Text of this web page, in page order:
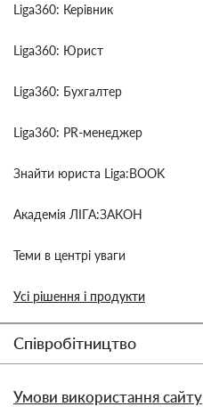
Liga360: Керівник
Liga360: Юрист
Liga360: Бухгалтер
Liga360: PR-менеджер
Знайти юриста Liga:BOOK
Академія ЛІГА:ЗАКОН
Теми в центрі уваги
Усі рішення і продукти
Співробітництво
Умови використання сайту